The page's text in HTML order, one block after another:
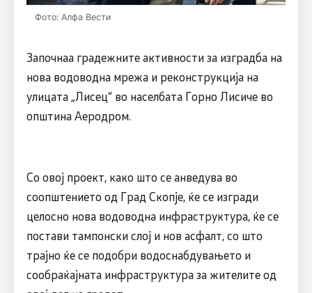
Фото: Алфа Вести
Започнаа градежните активности за изградба на
нова водоводна мрежа и реконструкција на
улицата „Лисец“ во населбата Горно Лисиче во
општина Аеродром.
Со овој проект, како што се анведува во
соопштението од Град Скопје, ќе се изгради
целосно нова водоводна инфраструктура, ќе се
постави тампонски слој и нов асфалт, со што
трајно ќе се подобри водоснабдувањето и
сообраќајната инфраструктура за жителите од